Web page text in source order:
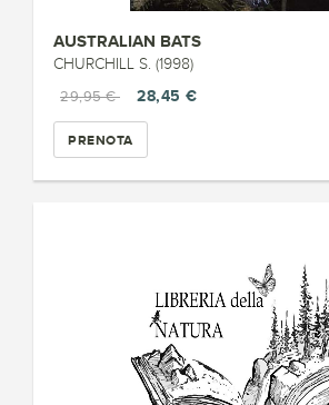
AUSTRALIAN BATS
CHURCHILL S. (1998)
29,95 €
28,45 €
PRENOTA